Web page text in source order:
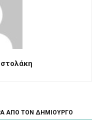
ΑΠΟ ΤΟΝ ΔΗΜΙΟΥΡΓΟ